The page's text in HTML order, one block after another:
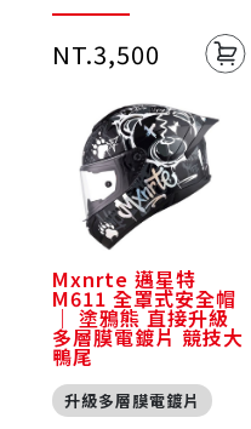
NT.3,500
Mxnrte 邁星特
M611 全罩式安全帽
｜ 塗鴉熊 直接升級
多層膜電鍍片 競技大
鴨尾
升級多層膜電鍍片